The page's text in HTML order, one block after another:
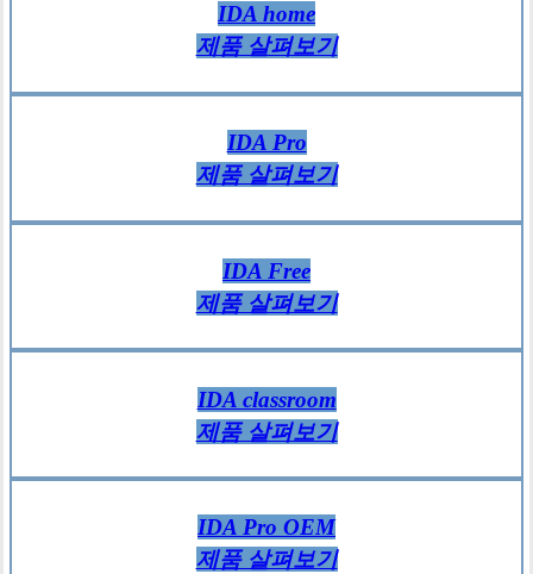
IDA home
제품 살펴보기
IDA Pro
제품 살펴보기
IDA Free
제품 살펴보기
IDA classroom
제품 살펴보기
IDA Pro OEM
제품 살펴보기